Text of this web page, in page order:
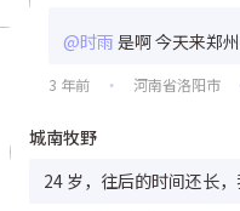
@时雨 是啊 今天来郑
3 年前 • 河南省洛阳市
城南牧野
24 岁，往后的时间还长